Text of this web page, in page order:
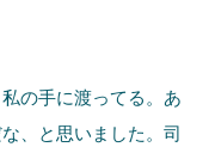
の手に渡ってる。あ
、と思いました。司